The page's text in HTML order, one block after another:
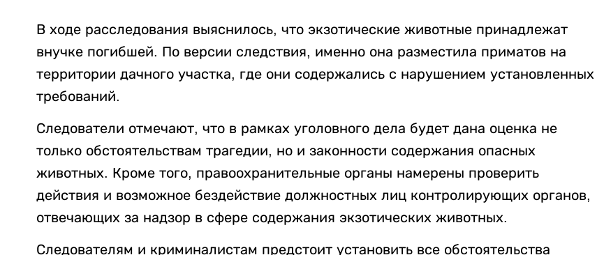
В ходе расследования выяснилось, что экзотические животные принадлежат
внучке погибшей. По версии следствия, именно она разместила приматов на
территории дачного участка, где они содержались с нарушением установленных
требований.
Следователи отмечают, что в рамках уголовного дела будет дана оценка не
только обстоятельствам трагедии, но и законности содержания опасных
животных. Кроме того, правоохранительные органы намерены проверить
действия и возможное бездействие должностных лиц контролирующих органов,
отвечающих за надзор в сфере содержания экзотических животных.
Следователям и криминалистам предстоит установить все обстоятельства